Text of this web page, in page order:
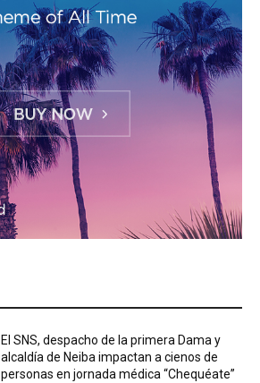
El SNS, despacho de la primera Dama y
alcaldía de Neiba impactan a cienos de
personas en jornada médica “Chequéate”